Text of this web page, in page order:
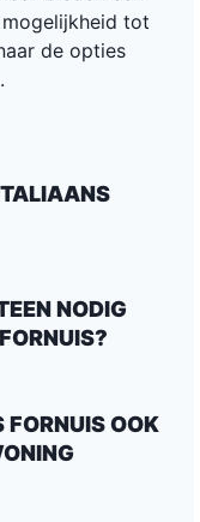
tot
de opties
NODIG
OOK